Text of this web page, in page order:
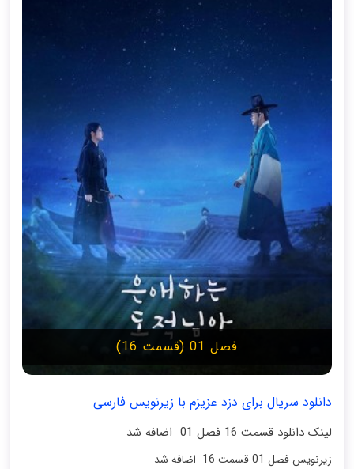
فصل 01 (قسمت 16)
دانلود سریال برای دزد عزیزم با زیرنویس فارسی
لینک دانلود قسمت 16 فصل 01 اضافه شد
زیرنویس فصل 01 قسمت 16 اضافه شد